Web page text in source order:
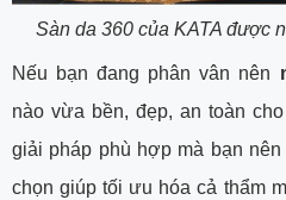
Sàn da 360 của KATA được
Nếu bạn đang phân vân nên
nào vừa bền, đẹp, an toàn
giải pháp phù hợp mà bạn
chọn giúp tối ưu hóa cả thẩm